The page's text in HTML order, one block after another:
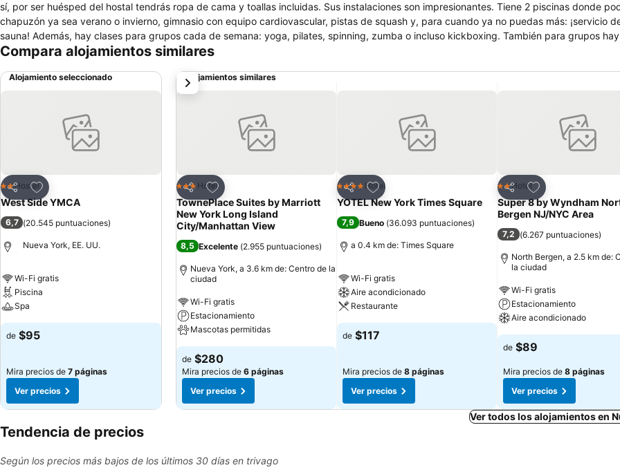
sí, por ser huésped del hostal tendrás ropa de cama y toallas incluidas. Sus instalaciones son impresionantes. Tiene 2 piscinas donde
chapuzón ya sea verano o invierno, gimnasio con equipo cardiovascular, pistas de squash y, para cuando ya no puedas más: ¡servicio
sauna! Además, hay clases para grupos cada de semana: yoga, pilates, spinning, zumba o incluso kickboxing. También para grupos
como talleres de arte, clases de cocina o noches de película. Si lo deseas, podrás conocer a otros huéspedes en el salón. Tienen
además, podrás usar la consigna.
Compara alojamientos similares
Alojamiento seleccionado
Compartir
Agregar a favoritos
2 Estrellas
Hostel
West Side YMCA
6,7 (20.545 puntuaciones)
Nueva York, EE. UU.
Wi-Fi gratis
Piscina
Spa
de $95
Mira precios de 7 páginas
Ver precios
Alojamientos similares
Compartir
Agregar a favoritos
3 Estrellas
Hotel
TownePlace Suites by Marriott
New York Long Island
City/Manhattan View
8,5 Excelente (2.955 puntuaciones)
Nueva York, a 3.6 km de: Centro de la
ciudad
Wi-Fi gratis
Estacionamiento
Mascotas permitidas
de $280
Mira precios de 6 páginas
Ver precios
Compartir
Agregar a favoritos
4 EstrellasHotel
YOTEL New York Times Square
7,9 Bueno (36.093 puntuaciones)
a 0.4 km de: Times Square
Wi-Fi gratis
Aire acondicionado
Restaurante
de $117
Mira precios de 8 páginas
Ver precios
Compartir
Agregar a
2 Estrellas
Hotel
Super 8 by Wyndham
Bergen NJ/NYC Area
7,2 (6.267 puntuaciones)
North Bergen, a 2.5 km de:
la ciudad
Wi-Fi gratis
Estacionamiento
Aire acondicionado
de $89
Mira precios de 8 páginas
Ver precios
siguiente
Ver todos los alojamientos en
Tendencia de precios
Según los precios más bajos de los últimos 30 días en trivago